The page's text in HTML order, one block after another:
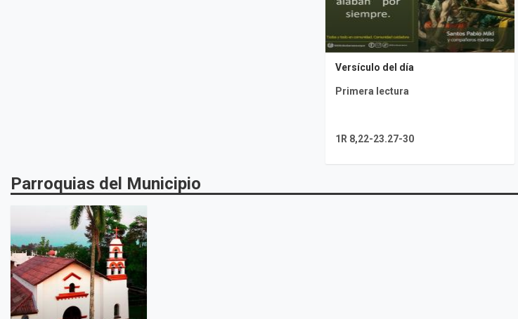
Versículo del día
Primera lectura
1R 8,22-23.27-30
Parroquias del Municipio